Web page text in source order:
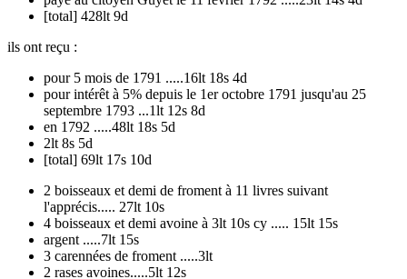
[total] 428lt 9d
ils ont reçu :
pour 5 mois de 1791 .....16lt 18s 4d
pour intérêt à 5% depuis le 1er octobre 1791 jusqu'au 25
septembre 1793 ...1lt 12s 8d
en 1792 .....48lt 18s 5d
2lt 8s 5d
[total] 69lt 17s 10d
2 boisseaux et demi de froment à 11 livres suivant
l'apprécis..... 27lt 10s
4 boisseaux et demi avoine à 3lt 10s cy ..... 15lt 15s
argent .....7lt 15s
3 carennées de froment .....3lt
2 rases avoines.....5lt 12s